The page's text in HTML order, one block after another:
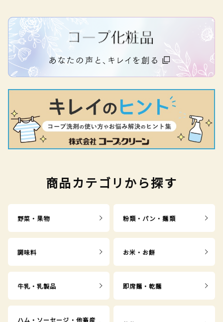
商品カテゴリから探す
野菜・果物 粉類・パン・麺類
調味料 お米・お餅
牛乳・乳製品 即席麺・乾麺
ハム・ソーセージ・他畜産